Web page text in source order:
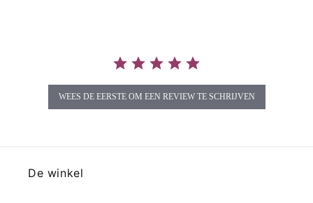
WEES DE EERSTE OM EEN REVIEW TE SCHRIJVEN
De winkel